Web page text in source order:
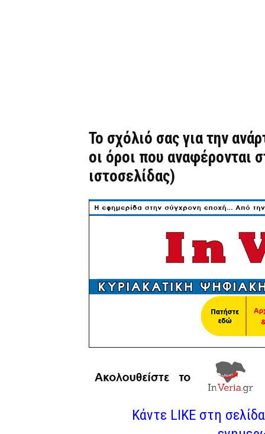
Το σχόλιό σας για την
οι όροι που αναφέρονται
ιστοσελίδας)
Κάντε LIKE στη